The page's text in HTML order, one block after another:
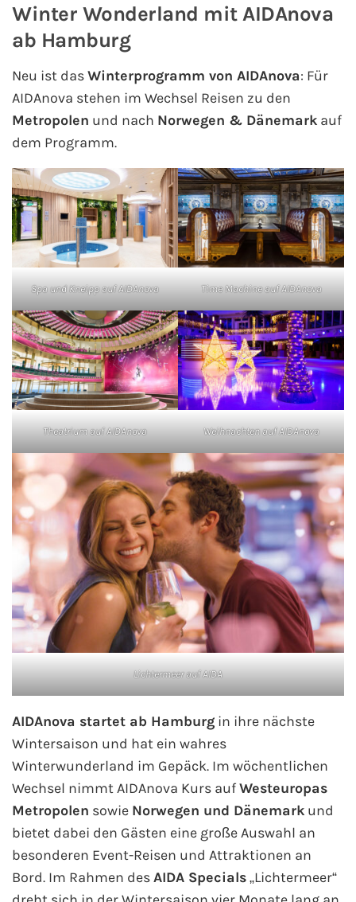
Winter Wonderland mit AIDAnova
ab Hamburg
Neu ist dasWinterprogramm von AIDAnova: Für
AIDAnova stehen im Wechsel Reisen zu den
Metropolen und nach Norwegen & Dänemark auf
dem Programm.
Spa und Kneipp auf AIDAnova Time Machine auf AIDAnova
Theatrium auf AIDAnova Weihnachten auf AIDAnova
Lichtermeer auf AIDA
AIDAnova startet ab Hamburg in ihre nächste
Wintersaison und hat ein wahres
Winterwunderland im Gepäck. Im wöchentlichen
Wechsel nimmt AIDAnova Kurs aufWesteuropas
Metropolen sowie Norwegen und Dänemark und
bietet dabei den Gästen eine große Auswahl an
besonderen Event-Reisen und Attraktionen an
Bord. Im Rahmen desAIDA Specials„Lichtermeer“